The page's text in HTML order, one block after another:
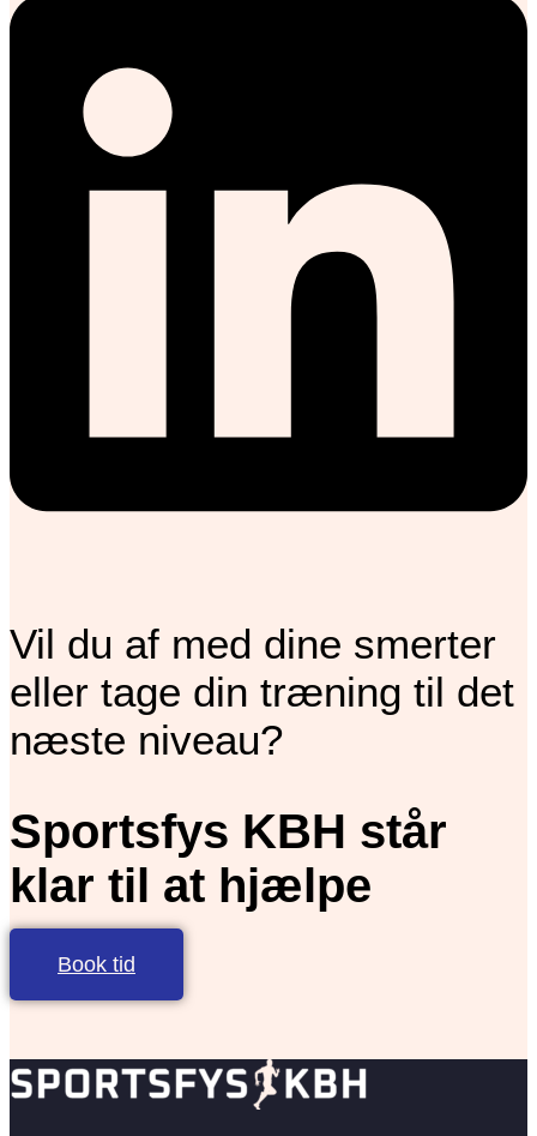
Vil du af med dine smerter
eller tage din træning til det
næste niveau?
Sportsfys KBH står
klar til at hjælpe
Book tid